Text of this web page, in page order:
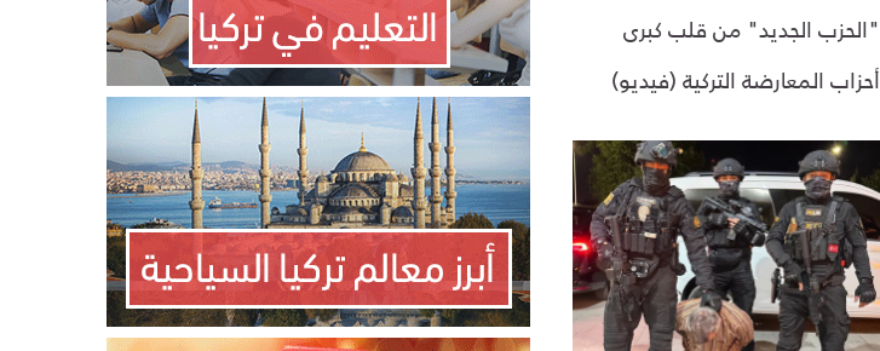
"الحزب الجديد" من قلب كبرى
أحزاب المعارضة التركية (فيديو)